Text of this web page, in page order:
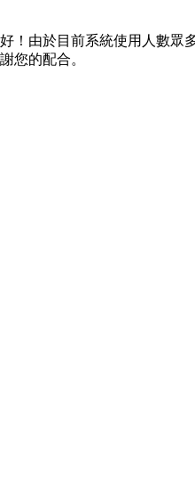
！由於目前系統使用人數眾
您的配合。